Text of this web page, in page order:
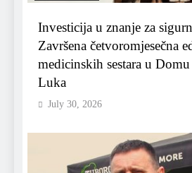
Investicija u znanje za
Završena četvoromjesečna
medicinskih sestara u
Luka
July 30, 2026